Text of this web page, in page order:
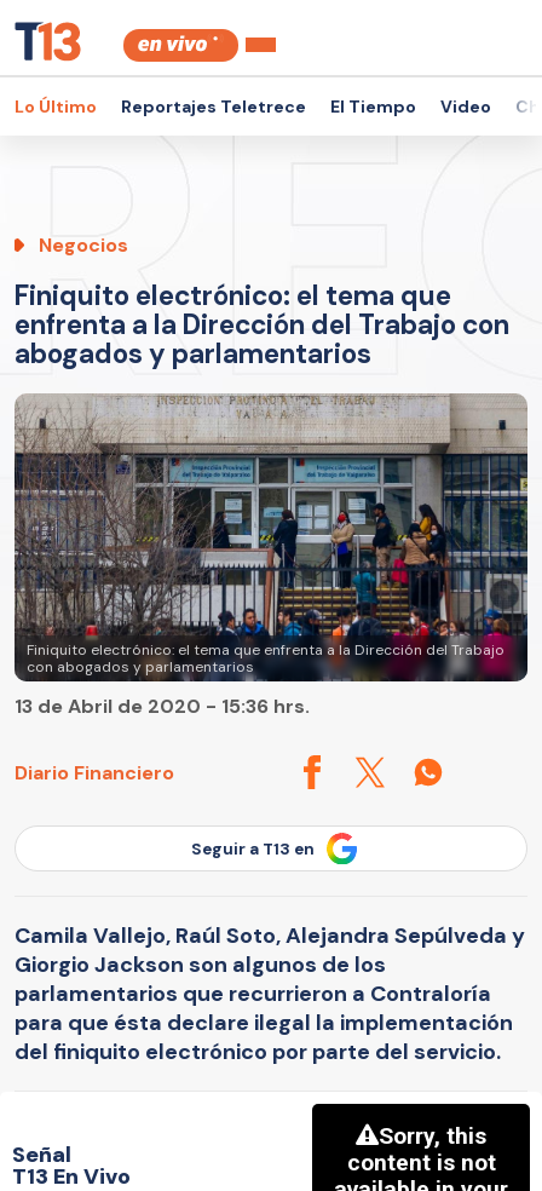
Lo Último Reportajes Teletrece El Tiempo Video
Negocios
Finiquito electrónico: el tema que
enfrenta a la Dirección del Trabajo con
abogados y parlamentarios
Finiquito electrónico: el tema que enfrenta a la Dirección del Trabajo
con abogados y parlamentarios
Diario Financiero
13 de Abril de 2020 - 15:36 hrs.
Seguir a T13 en
Camila Vallejo, Raúl Soto, Alejandra Sepúlveda y
Giorgio Jackson son algunos de los
parlamentarios que recurrieron a Contraloría
para que ésta declare ilegal la implementación
del finiquito electrónico por parte del servicio.
Señal
T13 En Vivo